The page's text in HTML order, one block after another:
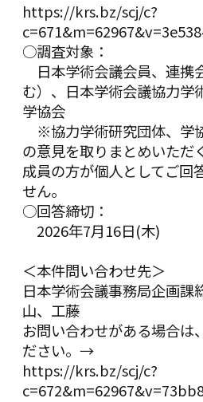
https://krs.bz/scj/c?
○調査対象：
日本学術会議会員、連携
む）、日本学術会議協力学
学協会
※協力学術研究団体、学
の意見を取りまとめいただ
成員の方が個人としてご回
せん。
○回答締切：
2026年7月16日(木)
＜本件問い合わせ先＞
日本学術会議事務局企画
山、工藤
お問い合わせがある場合は
ださい。→
https://krs.bz/scj/c?